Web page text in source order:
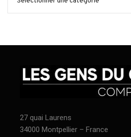
27 quai Laurens
34000 Montpellier – France